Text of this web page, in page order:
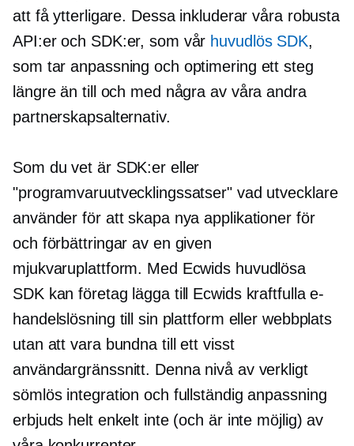
att få ytterligare. Dessa inkluderar våra robusta
API:er och SDK:er, som vår huvudlös SDK,
som tar anpassning och optimering ett steg
längre än till och med några av våra andra
partnerskapsalternativ.
Som du vet är SDK:er eller
"programvaruutvecklingssatser" vad utvecklare
använder för att skapa nya applikationer för
och förbättringar av en given
mjukvaruplattform. Med Ecwids huvudlösa
SDK kan företag lägga till Ecwids kraftfulla e-
handelslösning till sin plattform eller webbplats
utan att vara bundna till ett visst
användargränssnitt. Denna nivå av verkligt
sömlös integration och fullständig anpassning
erbjuds helt enkelt inte (och är inte möjlig) av